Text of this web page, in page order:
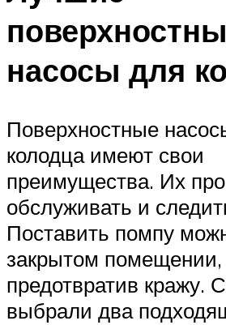
насосы для
Поверхностные
колодца имеют свои
преимущества. Их
обслуживать и
Поставить помпу
закрытом помещении,
предотвратив кражу.
выбрали два